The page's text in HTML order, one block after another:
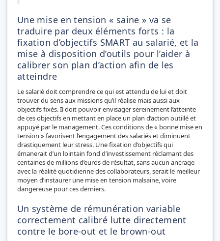
Une mise en tension « saine » va se
traduire par deux éléments forts : la
fixation d’objectifs SMART au salarié, et la
mise à disposition d’outils pour l’aider à
calibrer son plan d’action afin de les
atteindre
Le salarié doit comprendre ce qui est attendu de lui et doit
trouver du sens aux missions qu’il réalise mais aussi aux
objectifs fixés. Il doit pouvoir envisager sereinement l’atteinte
de ces objectifs en mettant en place un plan d’action outillé et
appuyé par le management. Ces conditions de « bonne mise en
tension » favorisent l’engagement des salariés et diminuent
drastiquement leur stress. Une fixation d’objectifs qui
émanerait d’un lointain fond d’investissement réclamant des
centaines de millions d’euros de résultat, sans aucun ancrage
avec la réalité quotidienne des collaborateurs, serait le meilleur
moyen d’instaurer une mise en tension malsaine, voire
dangereuse pour ces derniers.
Un système de rémunération variable
correctement calibré lutte directement
contre le bore-out et le brown-out